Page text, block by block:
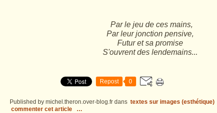
Par le jeu de ces mains,
Par leur jonction pensive,
Futur et sa promise
S'ouvrent des lendemains...
Repost 0
Published by michel.theron.over-blog.fr dans textes sur images (esthétique)
commenter cet article
…